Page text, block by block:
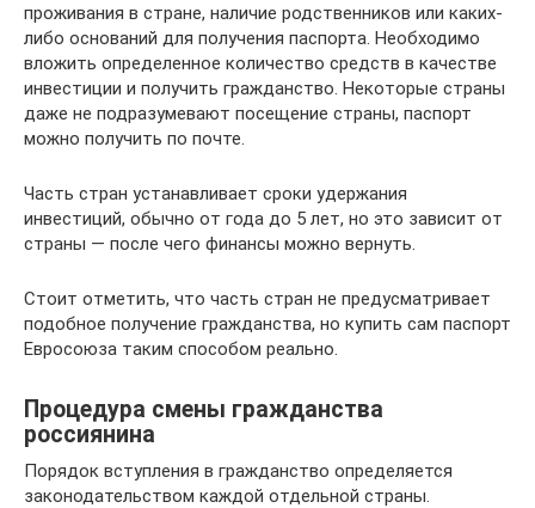
проживания в стране, наличие родственников или каких-
либо оснований для получения паспорта. Необходимо
вложить определенное количество средств в качестве
инвестиции и получить гражданство. Некоторые страны
даже не подразумевают посещение страны, паспорт
можно получить по почте.
Часть стран устанавливает сроки удержания
инвестиций, обычно от года до 5 лет, но это зависит от
страны — после чего финансы можно вернуть.
Стоит отметить, что часть стран не предусматривает
подобное получение гражданства, но купить сам паспорт
Евросоюза таким способом реально.
Процедура смены гражданства
россиянина
Порядок вступления в гражданство определяется
законодательством каждой отдельной страны.